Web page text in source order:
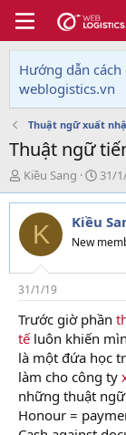
Hướng dẫn
weblogistics.vn
Thuật ngữ xuất
Thuật ngữ
T
h
r
e
d
s
t
a
r
t
e
r
Kiều Sang
N
g
à
y
g
i
31/
K Kiều
New
31/1/19
Trước giờ phần
tế luôn khiến
là một đứa học
làm cho công ty
những thuật
Honour =